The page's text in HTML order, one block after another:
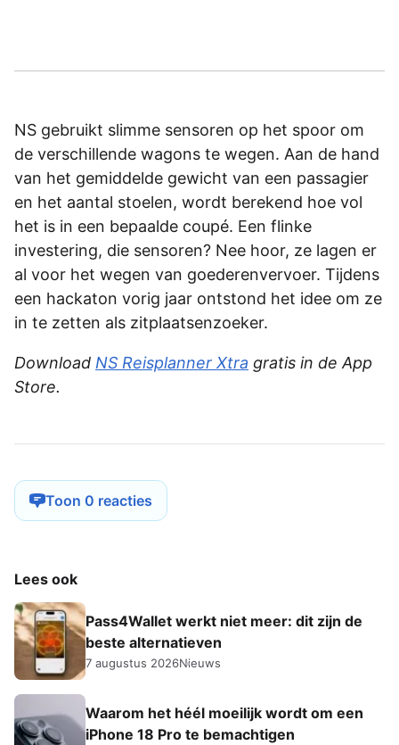
NS gebruikt slimme sensoren op het spoor om
de verschillende wagons te wegen. Aan de hand
van het gemiddelde gewicht van een passagier
en het aantal stoelen, wordt berekend hoe vol
het is in een bepaalde coupé. Een flinke
investering, die sensoren? Nee hoor, ze lagen er
al voor het wegen van goederenvervoer. Tijdens
een hackaton vorig jaar ontstond het idee om ze
in te zetten als zitplaatsenzoeker.
Download NS Reisplanner Xtra gratis in de App
Store.
Toon 0 reacties
Lees ook
Pass4Wallet werkt niet meer: dit zijn de
beste alternatieven
7 augustus 2026Nieuws
Waarom het héél moeilijk wordt om een
iPhone 18 Pro te bemachtigen